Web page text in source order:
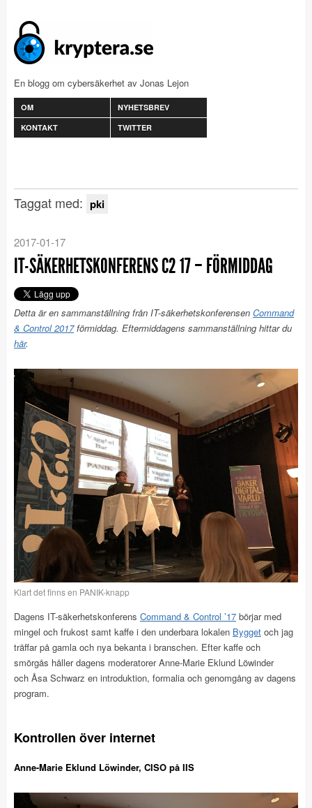
En blogg om cybersäkerhet av Jonas Lejon
OM
NYHETSBREV
KONTAKT
TWITTER
Taggat med: pki
2017-01-17
IT-SÄKERHETSKONFERENS C2 17 – FÖRMIDDAG
Detta är en sammanställning från IT-säkerhetskonferensen Command
& Control 2017förmiddag. Eftermiddagens sammanställning hittar du
här.
Klart det finns en PANIK-knapp
Dagens IT-säkerhetskonferens Command & Control ’17 börjar med
mingel och frukost samt kaffe i den underbara lokalen Bygget och jag
träffar på gamla och nya bekanta i branschen. Efter kaffe och
smörgås håller dagens moderatorer Anne-Marie Eklund Löwinder
och Åsa Schwarz en introduktion, formalia och genomgång av dagens
program.
Kontrollen över internet
Anne-Marie Eklund Löwinder, CISO på IIS